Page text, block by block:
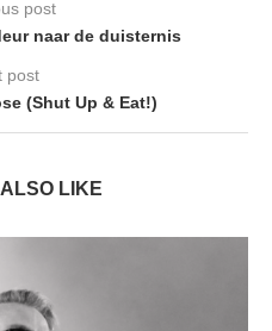
post
naar de duisternis
post
(Shut Up & Eat!)
LIKE